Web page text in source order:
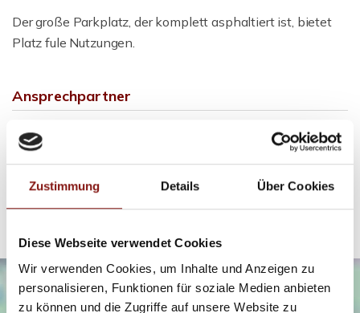
Zustimmung Details Über Cookies
Diese Webseite verwendet Cookies
Wir verwenden Cookies, um Inhalte und Anzeigen zu
personalisieren, Funktionen für soziale Medien anbieten
zu können und die Zugriffe auf unsere Website zu
Der große Parkplatz, der komplett asphaltiert ist, bietet
Platz fule Nutzungen.
Ansprechpartner
Firma
Telefon: 00498517569370
info@hatz-team.de